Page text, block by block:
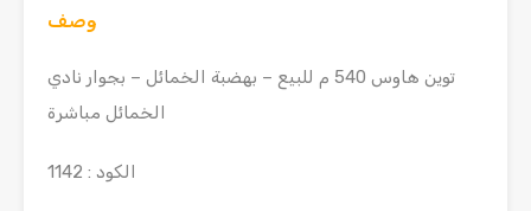
وصف
توين هاوس 540 م للبيع – بهضبة الخمائل – بجوار نادي
الخمائل مباشرة
الكود : 1142